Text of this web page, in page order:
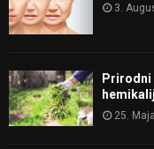
3.
Prirodni
25.